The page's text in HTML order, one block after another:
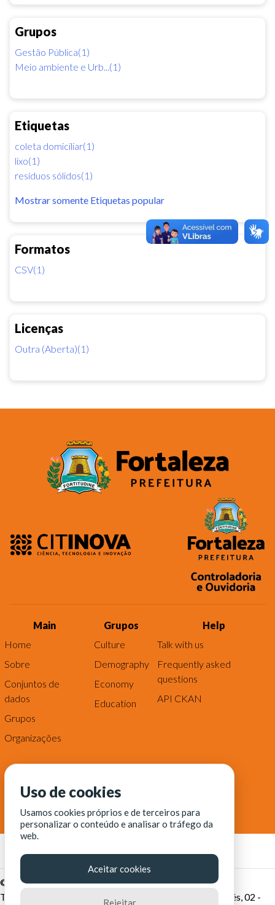
Grupos
Gestão Pública(1)
Meio ambiente e Urb...(1)
Etiquetas
coleta domiciliar(1)
lixo(1)
resíduos sólidos(1)
Mostrar somente Etiquetas popular
Formatos
CSV(1)
Licenças
Outra (Aberta)(1)
Main
Home
Sobre
Conjuntos de
dados
Grupos
Organizações
Grupos
Culture
Demography
Economy
Education
Help
Talk with us
Frequently asked
questions
API CKAN
© Fortaleza Digital || CITINOVA - Fundação de Ciência,
Tecnologia e Inovação de Fortaleza - Rua dos Tremembés, 02 -
Uso de cookies
Usamos cookies próprios e de terceiros para
personalizar o conteúdo e analisar o tráfego da
web.
Aceitar cookies
Rejeitar